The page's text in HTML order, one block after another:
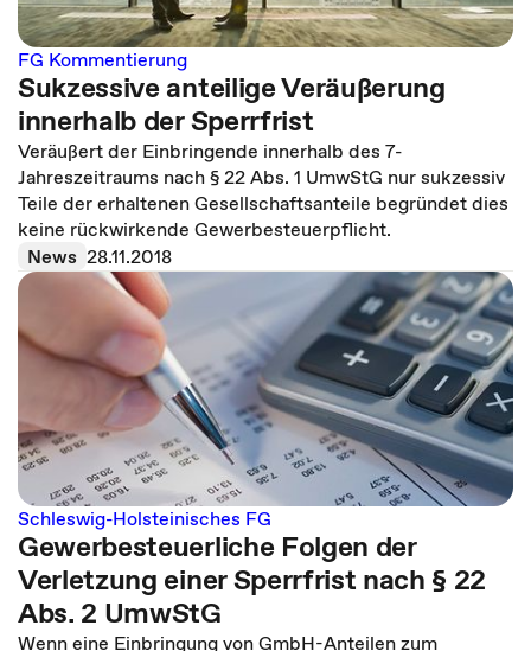
FG Kommentierung
Sukzessive anteilige Veräußerung
innerhalb der Sperrfrist
Veräußert der Einbringende innerhalb des 7-
Jahreszeitraums nach § 22 Abs. 1 UmwStG nur sukzessiv
Teile der erhaltenen Gesellschaftsanteile begründet dies
keine rückwirkende Gewerbesteuerpflicht.
News 28.11.2018
Schleswig-Holsteinisches FG
Gewerbesteuerliche Folgen der
Verletzung einer Sperrfrist nach § 22
Abs. 2 UmwStG
Wenn eine Einbringung von GmbH-Anteilen zum